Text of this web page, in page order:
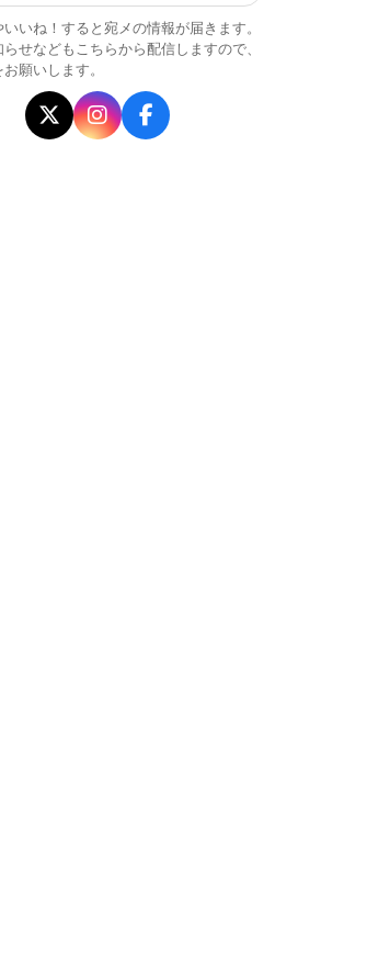
いね！すると宛メの情報が届きます。
せなどもこちらから配信しますので、
願いします。